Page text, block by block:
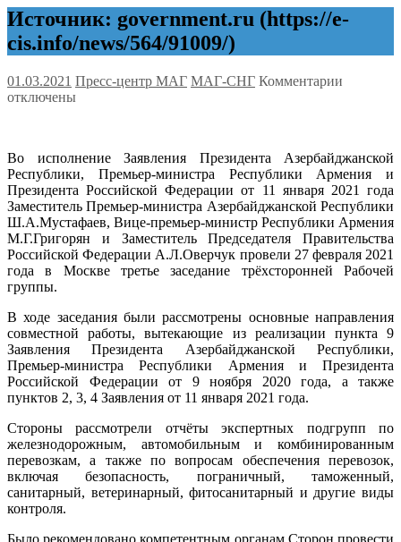
Источник: government.ru (https://e-
cis.info/news/564/91009/)
01.03.2021 Пресс-центр МАГ МАГ-СНГ Комментарии
Рабочей
группы
под
вице-
Армения
и
отключены
Во исполнение Заявления Президента Азербайджанской
Республики, Премьер-министра Республики Армения и
Президента Российской Федерации от 11 января 2021 года
Заместитель Премьер-министра Азербайджанской Республики
Ш.А.Мустафаев, Вице-премьер-министр Республики Армения
М.Г.Григорян и Заместитель Председателя Правительства
Российской Федерации А.Л.Оверчук провели 27 февраля 2021
года в Москве третье заседание трёхсторонней Рабочей
группы.
В ходе заседания были рассмотрены основные направления
совместной работы, вытекающие из реализации пункта 9
Заявления Президента Азербайджанской Республики,
Премьер-министра Республики Армения и Президента
Российской Федерации от 9 ноября 2020 года, а также
пунктов 2, 3, 4 Заявления от 11 января 2021 года.
Стороны рассмотрели отчёты экспертных подгрупп по
железнодорожным, автомобильным и комбинированным
перевозкам, а также по вопросам обеспечения перевозок,
включая безопасность, пограничный, таможенный,
санитарный, ветеринарный, фитосанитарный и другие виды
контроля.
Было рекомендовано компетентным органам Сторон провести